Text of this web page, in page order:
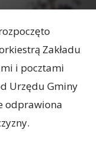
Zakładu
i pocztami
Urzędu Gminy
odprawiona